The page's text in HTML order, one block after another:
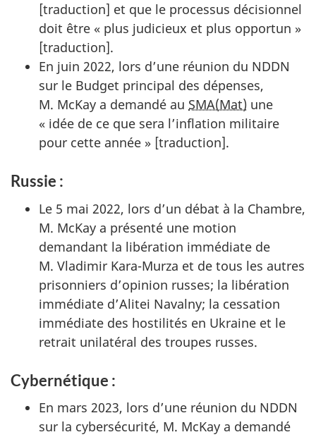
[traduction] et que le processus décisionnel
doit être « plus judicieux et plus opportun »
[traduction].
En juin 2022, lors d’une réunion du NDDN
sur le Budget principal des dépenses,
M. McKay a demandé au SMA(Mat) une
« idée de ce que sera l’inflation militaire
pour cette année » [traduction].
Russie :
Le 5 mai 2022, lors d’un débat à la Chambre,
M. McKay a présenté une motion
demandant la libération immédiate de
M. Vladimir Kara-Murza et de tous les autres
prisonniers d’opinion russes; la libération
immédiate d’Alitei Navalny; la cessation
immédiate des hostilités en Ukraine et le
retrait unilatéral des troupes russes.
Cybernétique :
En mars 2023, lors d’une réunion du NDDN
sur la cybersécurité, M. McKay a demandé